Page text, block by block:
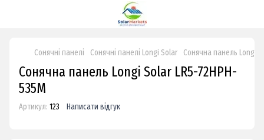
Сонячні панелі Сонячні панелі Longi Solar Сонячна панель Longi
Сонячна панель Longi Solar LR5-72HPH-
535M
Артикул: 123 Написати відгук